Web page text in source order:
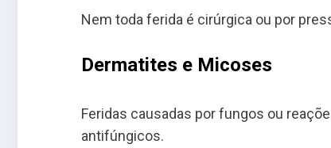
Nem toda ferida é cirúrgica ou por
Dermatites e Micoses
Feridas causadas por fungos ou
antifúngicos.